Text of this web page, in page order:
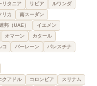
リタニア リビア
ルワンダ
リカ 南スーダン
邦（UAE）
イエメン
オマーン
カタール
コ バーレーン
パレスチナ
クアドル コロンビア
スリナム